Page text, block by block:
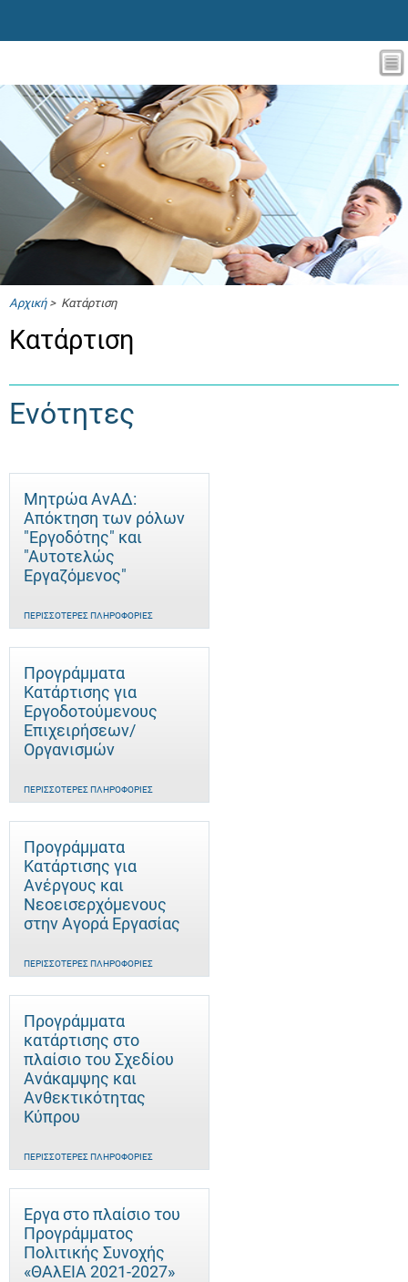
Αρχική> Κατάρτιση
Κατάρτιση
Ενότητες
Μητρώα ΑνΑΔ:
Απόκτηση των ρόλων
"Εργοδότης" και
"Αυτοτελώς
Eργαζόμενος"
ΠΕΡΙΣΣΌΤΕΡΕΣ ΠΛΗΡΟΦΟΡΊΕΣ
Προγράμματα
Κατάρτισης για
Εργοδοτούμενους
Επιχειρήσεων/
Οργανισμών
ΠΕΡΙΣΣΌΤΕΡΕΣ ΠΛΗΡΟΦΟΡΊΕΣ
Προγράμματα
Κατάρτισης για
Ανέργους και
Νεοεισερχόμενους
στην Αγορά Εργασίας
ΠΕΡΙΣΣΌΤΕΡΕΣ ΠΛΗΡΟΦΟΡΊΕΣ
Προγράμματα
κατάρτισης στο
πλαίσιο του Σχεδίου
Ανάκαμψης και
Ανθεκτικότητας
Κύπρου
ΠΕΡΙΣΣΌΤΕΡΕΣ ΠΛΗΡΟΦΟΡΊΕΣ
Έργα στο πλαίσιο του
Προγράμματος
Πολιτικής Συνοχής
«ΘΑλΕΙΑ 2021-2027»